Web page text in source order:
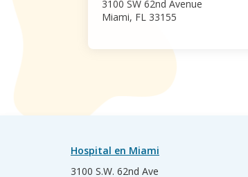
3100 SW 62nd Avenue
Miami, FL 33155
Hospital en Miami
3100 S.W. 62nd Ave